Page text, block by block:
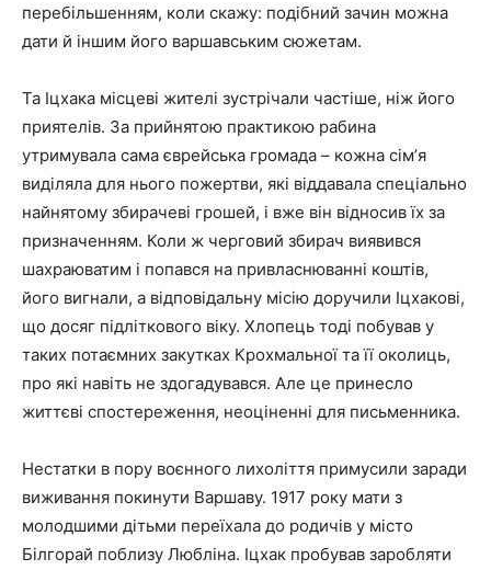
перебільшенням, коли скажу: подібний зачин можна
дати й іншим його варшавським сюжетам.
Та Іцхака місцеві жителі зустрічали частіше, ніж його
приятелів. За прийнятою практикою рабина
утримувала сама єврейська громада – кожна сімʼя
виділяла для нього пожертви, які віддавала спеціально
найнятому збирачеві грошей, і вже він відносив їх за
призначенням. Коли ж черговий збирач виявився
шахраюватим і попався на привласнюванні коштів,
його вигнали, а відповідальну місію доручили Іцхакові,
що досяг підліткового віку. Хлопець тоді побував у
таких потаємних закутках Крохмальної та її околиць,
про які навіть не здогадувався. Але це принесло
життєві спостереження, неоціненні для письменника.
Нестатки в пору воєнного лихоліття примусили заради
виживання покинути Варшаву. 1917 року мати з
молодшими дітьми переїхала до родичів у місто
Білгорай поблизу Любліна. Іцхак пробував заробляти